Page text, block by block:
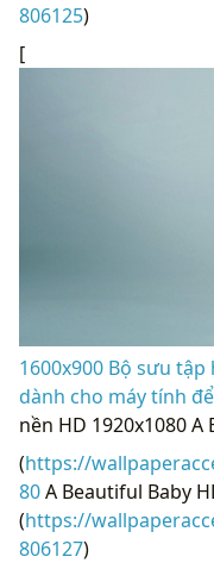
806125)
[
1600x900 Bộ sưu
dành cho máy tính
nền HD 1920x1080 A
(https://
80A Beautiful Baby
(https://
806127)